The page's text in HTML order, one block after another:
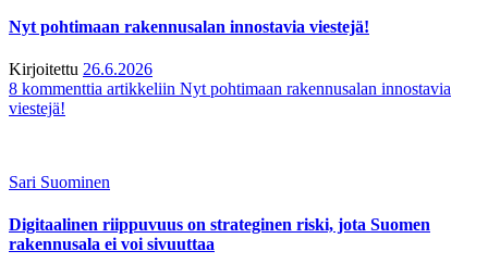
Nyt pohtimaan rakennusalan innostavia viestejä!
Kirjoitettu 26.6.2026
8 kommenttia artikkeliin Nyt pohtimaan rakennusalan innostavia
viestejä!
Sari Suominen
Digitaalinen riippuvuus on strateginen riski, jota Suomen
rakennusala ei voi sivuuttaa